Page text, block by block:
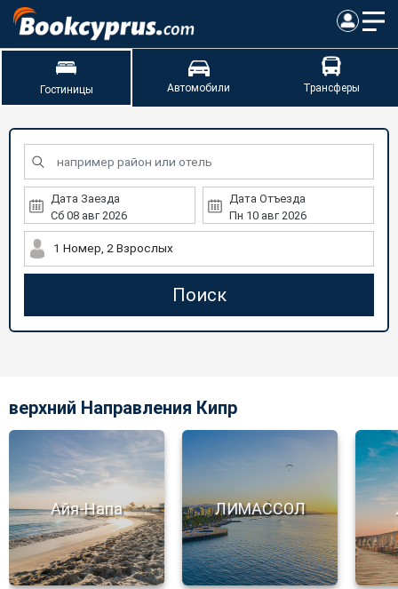
Гостиницы Автомобили Трансферы
Дата Заезда Дата Отъезда
1 Номер, 2 Взрослых
Поиск
верхний Направления Кипр
Айя-Напа ЛИМАССОЛ